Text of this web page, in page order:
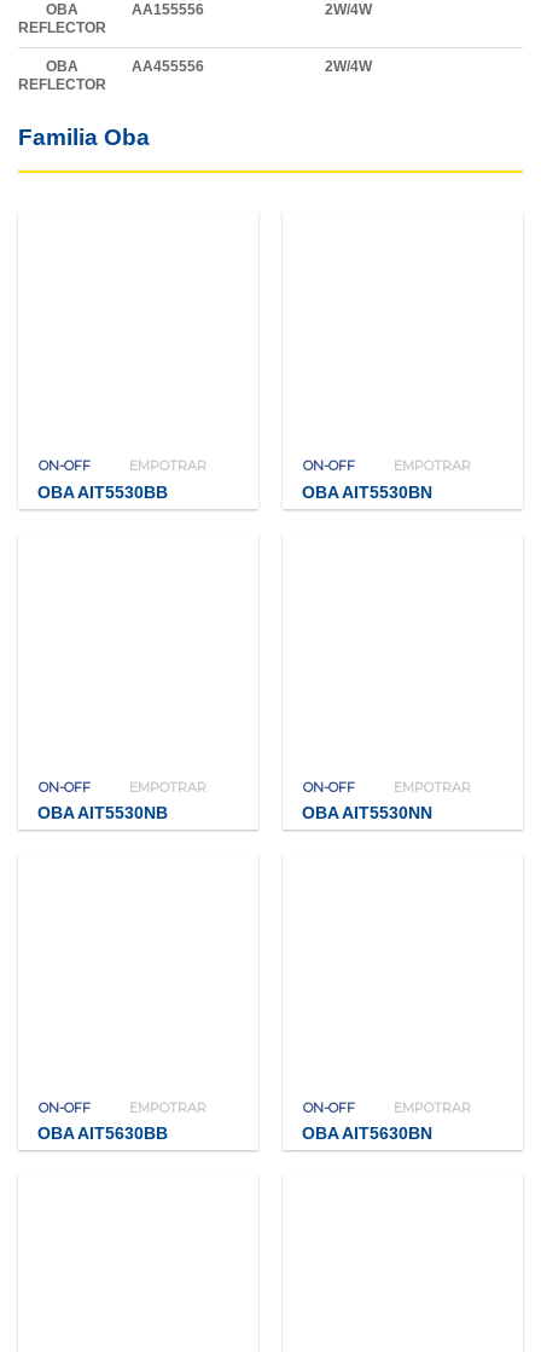
OBA
REFLECTOR
AA155556 2W/4W
OBA
REFLECTOR
AA455556 2W/4W
Familia Oba
ON-OFF EMPOTRAR
OBA AIT5530BB
ON-OFF EMPOTRAR
OBA AIT5530BN
ON-OFF EMPOTRAR
OBA AIT5530NB
ON-OFF EMPOTRAR
OBA AIT5530NN
ON-OFF EMPOTRAR
OBA AIT5630BB
ON-OFF EMPOTRAR
OBA AIT5630BN